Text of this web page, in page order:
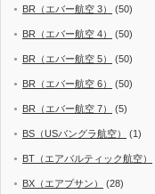
BR（エバー航空 3） (50)
BR（エバー航空 4） (50)
BR（エバー航空 5） (50)
BR（エバー航空 6） (50)
BR（エバー航空 7） (5)
BS（USバングラ航空） (1)
BT（エアバルティック航空）
BX（エアプサン） (28)